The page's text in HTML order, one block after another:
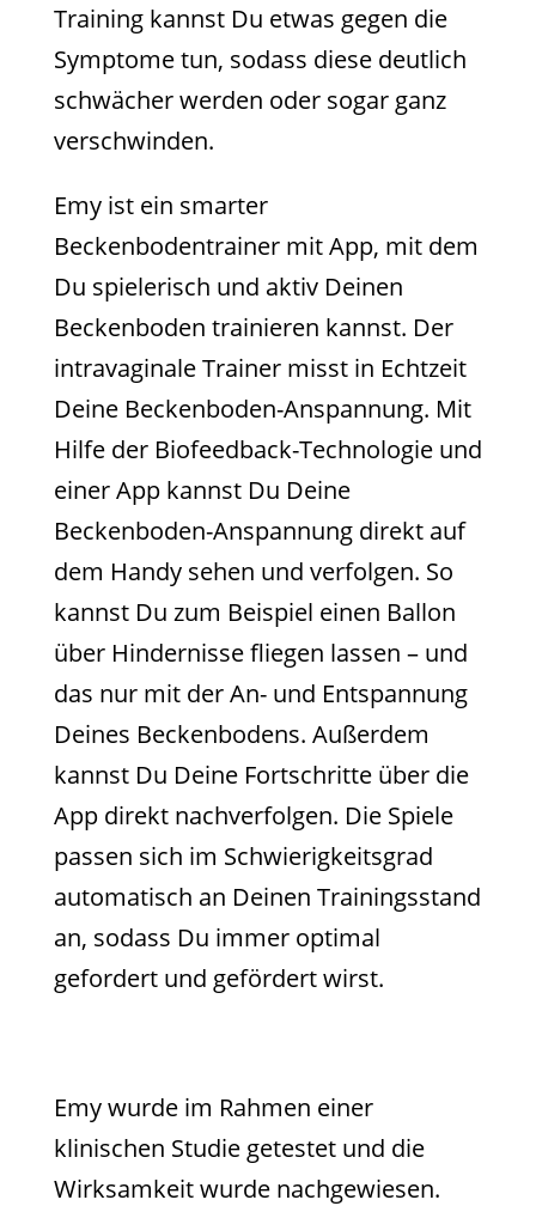
Training kannst Du etwas gegen die
Symptome tun, sodass diese deutlich
schwächer werden oder sogar ganz
verschwinden.
Emy ist ein smarter
Beckenbodentrainer mit App, mit dem
Du spielerisch und aktiv Deinen
Beckenboden trainieren kannst. Der
intravaginale Trainer misst in Echtzeit
Deine Beckenboden-Anspannung. Mit
Hilfe der Biofeedback-Technologie und
einer App kannst Du Deine
Beckenboden-Anspannung direkt auf
dem Handy sehen und verfolgen. So
kannst Du zum Beispiel einen Ballon
über Hindernisse fliegen lassen – und
das nur mit der An- und Entspannung
Deines Beckenbodens. Außerdem
kannst Du Deine Fortschritte über die
App direkt nachverfolgen. Die Spiele
passen sich im Schwierigkeitsgrad
automatisch an Deinen Trainingsstand
an, sodass Du immer optimal
gefordert und gefördert wirst.
Emy wurde im Rahmen einer
klinischen Studie getestet und die
Wirksamkeit wurde nachgewiesen.